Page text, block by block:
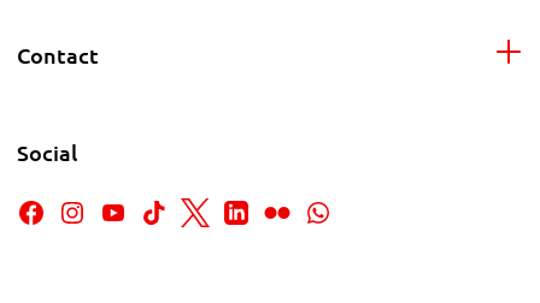
Contact
Social